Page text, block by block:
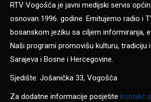
RTV Vogošća je javni medijski servis
osnovan 1996. godine. Emitujemo radio i
bosanskom jeziku sa ciljem informiranja,
Naši programi promovišu kulturu, tradiciju
Sarajeva i Bosne i Hercegovine.
Sjedište: Jošanička 33, Vogošća
Za dodatne informacije posjetite kontakt